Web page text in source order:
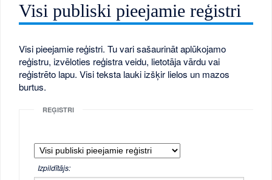
Visi publiski pieejamie reģistri
Visi pieejamie reģistri. Tu vari sašaurināt aplūkojamo
reģistru, izvēloties reģistra veidu, lietotāja vārdu vai
reģistrēto lapu. Visi teksta lauki izšķir lielos un mazos
burtus.
REĢISTRI
Izpildītājs: